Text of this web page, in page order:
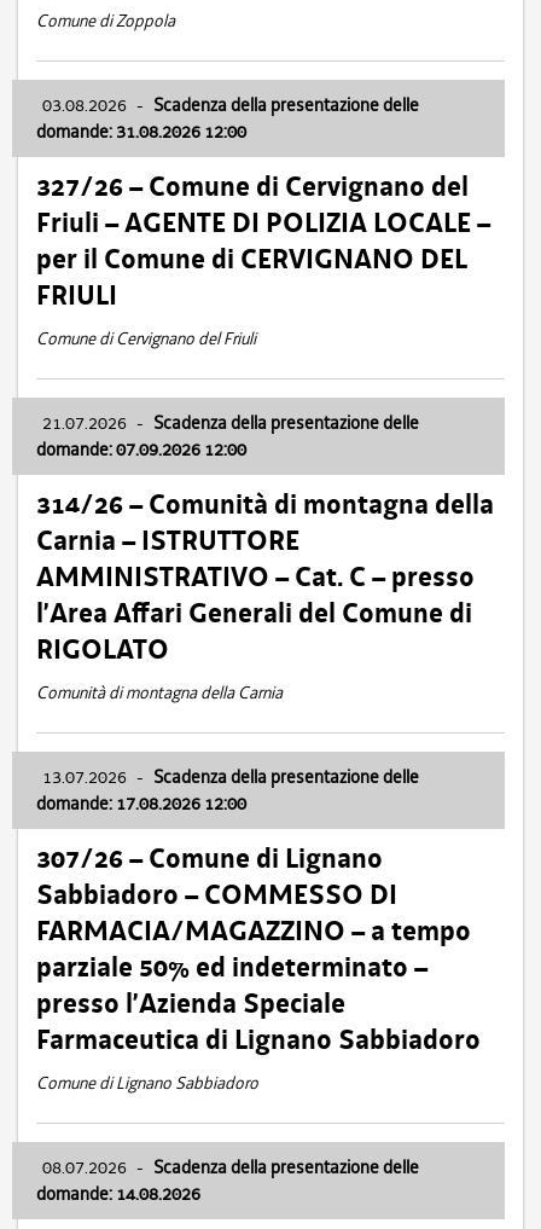
Comune di Zoppola
03.08.2026 - Scadenza della presentazione delle
domande: 31.08.2026 12:00
327/26 – Comune di Cervignano del
Friuli – AGENTE DI POLIZIA LOCALE –
per il Comune di CERVIGNANO DEL
FRIULI
Comune di Cervignano del Friuli
21.07.2026 - Scadenza della presentazione delle
domande: 07.09.2026 12:00
314/26 – Comunità di montagna della
Carnia – ISTRUTTORE
AMMINISTRATIVO – Cat. C – presso
l’Area Affari Generali del Comune di
RIGOLATO
Comunità di montagna della Carnia
13.07.2026 - Scadenza della presentazione delle
domande: 17.08.2026 12:00
307/26 – Comune di Lignano
Sabbiadoro – COMMESSO DI
FARMACIA/MAGAZZINO – a tempo
parziale 50% ed indeterminato –
presso l’Azienda Speciale
Farmaceutica di Lignano Sabbiadoro
Comune di Lignano Sabbiadoro
08.07.2026 - Scadenza della presentazione delle
domande: 14.08.2026